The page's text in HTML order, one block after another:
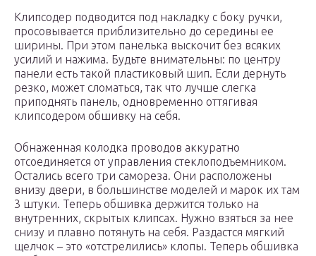
Клипсодер подводится под накладку с боку ручки,
просовывается приблизительно до середины ее
ширины. При этом панелька выскочит без всяких
усилий и нажима. Будьте внимательны: по центру
панели есть такой пластиковый шип. Если дернуть
резко, может сломаться, так что лучше слегка
приподнять панель, одновременно оттягивая
клипсодером обшивку на себя.
Обнаженная колодка проводов аккуратно
отсоединяется от управления стеклоподъемником.
Остались всего три самореза. Они расположены
внизу двери, в большинстве моделей и марок их там
3 штуки. Теперь обшивка держится только на
внутренних, скрытых клипсах. Нужно взяться за нее
снизу и плавно потянуть на себя. Раздастся мягкий
щелчок – это «отстрелились» клопы. Теперь обшивка